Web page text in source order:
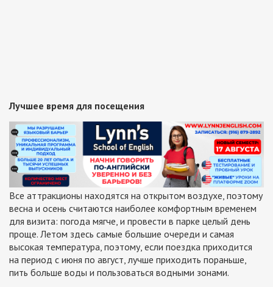
Лучшее время для посещения
Все аттракционы находятся на открытом воздухе, поэтому
весна и осень считаются наиболее комфортным временем
для визита: погода мягче, и провести в парке целый день
проще. Летом здесь самые большие очереди и самая
высокая температура, поэтому, если поездка приходится
на период с июня по август, лучше приходить пораньше,
пить больше воды и пользоваться водными зонами.